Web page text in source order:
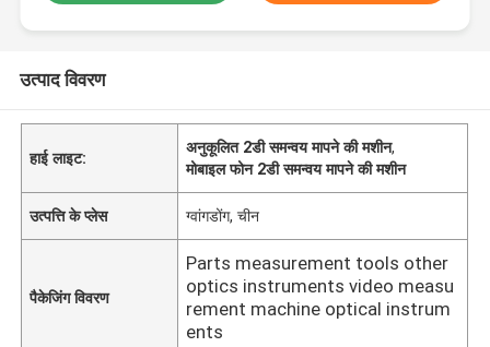
उत्पाद विवरण
हाई लाइट:
अनुकूलित 2डी समन्वय मापने की मशीन,
मोबाइल फोन 2डी समन्वय मापने की मशीन
उत्पत्ति के प्लेस ग्वांगडोंग, चीन
पैकेजिंग विवरण
Parts measurement tools other
optics instruments video measu
rement machine optical instrum
ents